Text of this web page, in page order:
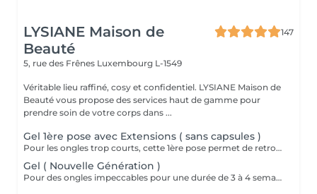
LYSIANE Maison de
Beauté
147
5, rue des Frênes Luxembourg L-1549
Véritable lieu raffiné, cosy et confidentiel. LYSIANE Maison de
Beauté vous propose des services haut de gamme pour
prendre soin de votre corps dans ...
Gel 1ère pose avec Extensions ( sans capsules )
Pour les ongles trop courts, cette 1ère pose permet de retrouver une longueur normale et naturelle. Extension des ongles avec un gel à base de fibres de soie et d'un papier forme. Nous n'utilisons ni colle ni capsules en plastiques.
Gel ( Nouvelle Génération )
Pour des ongles impeccables pour une durée de 3 à 4 semaines, optez pour le gel. Nous respectons la santé de l'ongle naturel et nous veillons à faire très attention lors de la préparation et surtout du retrait du gel lors des remplissages. Nous utilisons des gels nouvelle génération auto égalisants. Lysiane, véritable professionnelle de l'onglerie, vous réconciliera avec les idées préconcues sur cette méthode. Le polissage se fait entre 10 et 15 jours max après le dernier remplissage pour une retouche avant le prochain. En aucun cas nous ne pouvons faire 2 polissage de suite. Et si nous trouvons que les ongles ont trop repoussés, nous ferons un remplissage afin de ne pas fragiliser vos ongles. Le polissage est un dépannage entre 2 rdv remplissages à faire exceptionnellement. Nous recommandons toujours le remplissage toutes les 3 semaines.